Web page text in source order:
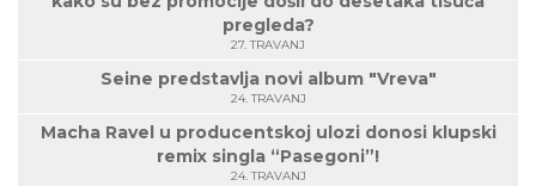
pregleda?
27. TRAVANJ
Seine predstavlja novi album "Vreva"
24. TRAVANJ
Macha Ravel u producentskoj ulozi donosi klupski
remix singla “Pasegoni”!
24. TRAVANJ